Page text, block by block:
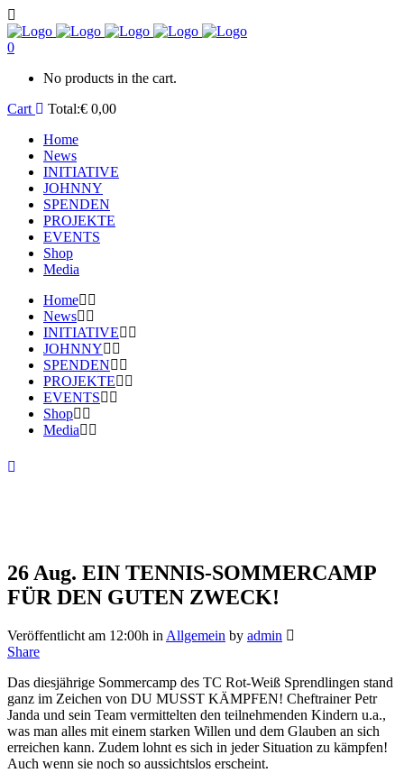
0
No products in the cart.
Cart
Total:€ 0,00
Home
News
INITIATIVE
JOHNNY
SPENDEN
PROJEKTE
EVENTS
Shop
Media
Home
News
INITIATIVE
JOHNNY
SPENDEN
PROJEKTE
EVENTS
Shop
Media
26 Aug. EIN TENNIS-SOMMERCAMP
FÜR DEN GUTEN ZWECK!
Veröffentlicht am 12:00h in Allgemein by admin
Share
Das diesjährige Sommercamp des TC Rot-Weiß Sprendlingen stand
ganz im Zeichen von DU MUSST KÄMPFEN! Cheftrainer Petr
Janda und sein Team vermittelten den teilnehmenden Kindern u.a.,
was man alles mit einem starken Willen und dem Glauben an sich
erreichen kann. Zudem lohnt es sich in jeder Situation zu kämpfen!
Auch wenn sie noch so aussichtslos erscheint.